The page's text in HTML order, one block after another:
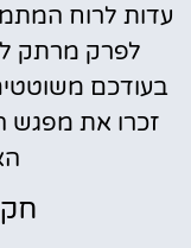
עדות לרוח
לפרק מרתק
בעודכם
זכרו את מפגש